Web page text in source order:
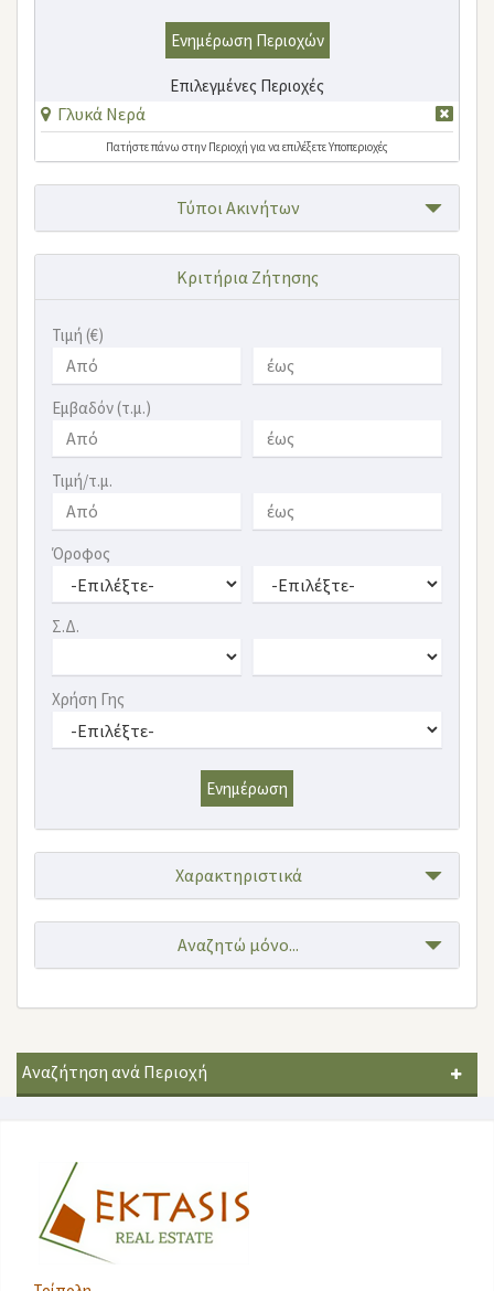
Ενημέρωση Περιοχών
Επιλεγμένες Περιοχές
Γλυκά Νερά
Πατήστε πάνω στην Περιοχή για να επιλέξετε Υποπεριοχές
Τύποι Ακινήτων
Κριτήρια Ζήτησης
Τιμή (€)
Εμβαδόν (τ.μ.)
Τιμή/τ.μ.
Όροφος
Σ.Δ.
Χρήση Γης
Ενημέρωση
Χαρακτηριστικά
Αναζητώ μόνο...
Αναζήτηση ανά Περιοχή